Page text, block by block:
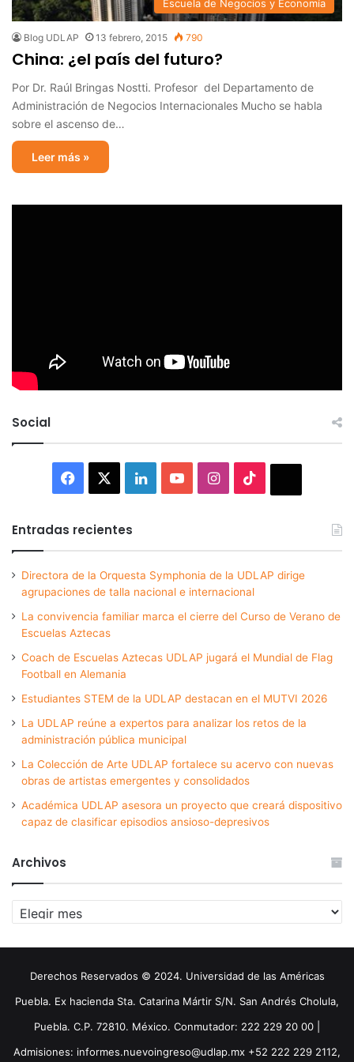
Escuela de Negocios y Economía
Blog UDLAP 13 febrero, 2015 790
China: ¿el país del futuro?
Por Dr. Raúl Bringas Nostti. Profesor del Departamento de
Administración de Negocios Internacionales Mucho se habla
sobre el ascenso de…
Leer más »
Social
Facebook LinkedInYouTubeInstagram
Entradas recientes
Directora de la Orquesta Symphonia de la UDLAP dirige
agrupaciones de talla nacional e internacional
La convivencia familiar marca el cierre del Curso de Verano de
Escuelas Aztecas
Coach de Escuelas Aztecas UDLAP jugará el Mundial de Flag
Football en Alemania
Estudiantes STEM de la UDLAP destacan en el MUTVI 2026
La UDLAP reúne a expertos para analizar los retos de la
administración pública municipal
La Colección de Arte UDLAP fortalece su acervo con nuevas
obras de artistas emergentes y consolidados
Académica UDLAP asesora un proyecto que creará dispositivo
capaz de clasificar episodios ansioso-depresivos
Archivos
Archivos
Derechos Reservados © 2024. Universidad de las Américas
Puebla. Ex hacienda Sta. Catarina Mártir S/N. San Andrés Cholula,
Puebla. C.P. 72810. México. Conmutador: 222 229 20 00 |
Admisiones: informes.nuevoingreso@udlap.mx +52 222 229 2112,